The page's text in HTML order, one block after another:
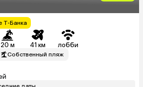
Т-Банка
20 м 41 км лобби
Собственный пляж